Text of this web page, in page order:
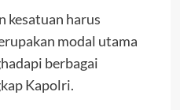
kesatuan harus
modal utama
berbagai
Kapolri.